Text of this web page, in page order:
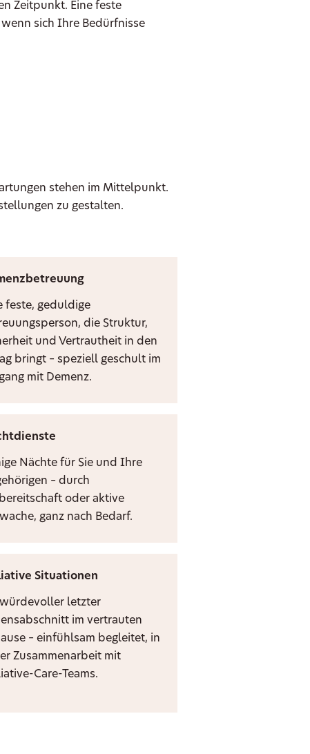
Zeitpunkt. Eine feste
sich Ihre Bedürfnisse
stehen im Mittelpunkt.
zu gestalten.
feste, geduldige
die Struktur,
und Vertrautheit in den
bringt – speziell geschult im
mit Demenz.
Nächte für Sie und Ihre
– durch
oder aktive
ganz nach Bedarf.
Situationen
würdevoller letzter
im vertrauten
– einfühlsam begleitet, in
Zusammenarbeit mit
Care-Teams.